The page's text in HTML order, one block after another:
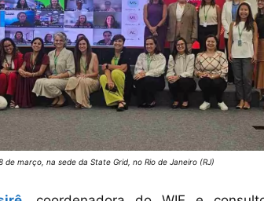
de março, na sede da State Grid, no Rio de Janeiro (RJ)